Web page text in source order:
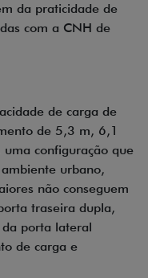
da praticidade de
com a CNH de
de carga de
de 5,3 m, 6,1
configuração que
urbano,
não conseguem
traseira dupla,
porta lateral
de carga e